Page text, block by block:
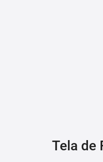
Tela de